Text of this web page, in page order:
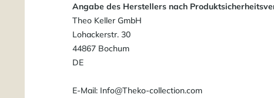
Angabe des Herstellers nach
Theo Keller GmbH
Lohackerstr. 30
44867 Bochum
DE
E-Mail: Info@Theko-collection.com